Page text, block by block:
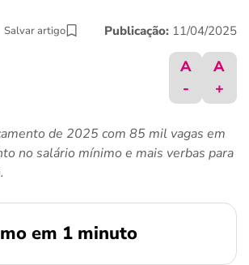
Salvar artigo Publicação: 11/04/2025
A
-
A
+
de 2025 com 85 mil vagas em
no salário mínimo e mais verbas para
em 1 minuto